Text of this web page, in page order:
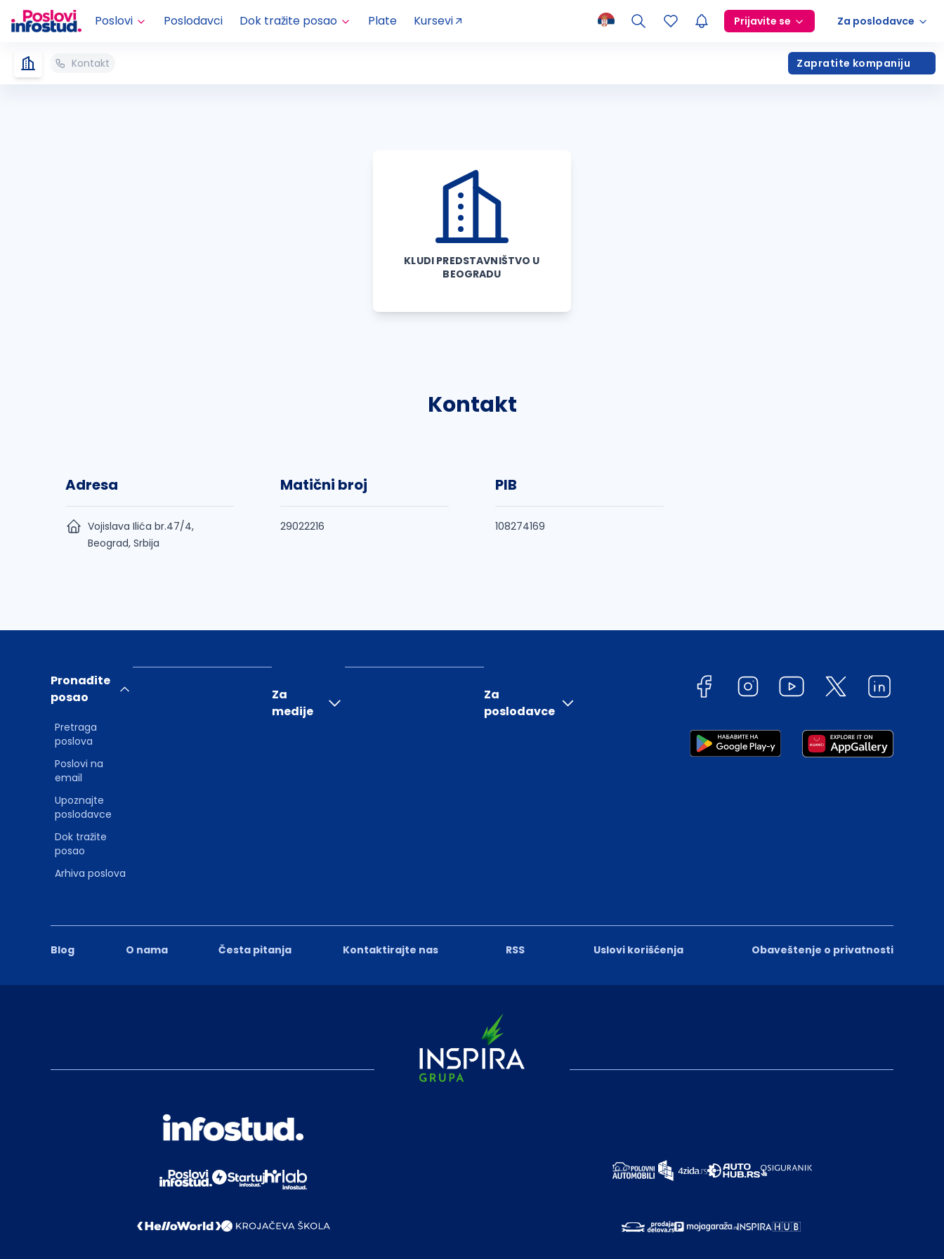
Poslovi Poslodavci Dok tražite posao Plate Kursevi Prijavite se Za poslodavce
Kontakt Zapratite kompaniju
KLUDI PREDSTAVNIŠTVO U
BEOGRADU
Kontakt
Adresa
Vojislava Ilića br.47/4,
Beograd, Srbija
Matični broj
29022216
PIB
108274169
Blog O nama Česta pitanja Kontaktirajte nas RSS Uslovi korišćenja Obaveštenje o privatnosti
Pronađite
posao
Pretraga
poslova
Poslovi na
email
Upoznajte
poslodavce
Dok tražite
posao
Arhiva poslova
Za
medije
Za
poslodavce